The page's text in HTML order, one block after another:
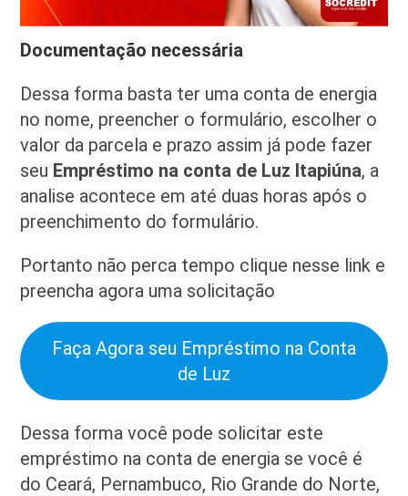
Documentação necessária
Dessa forma basta ter uma conta de energia
no nome, preencher o formulário, escolher o
valor da parcela e prazo assim já pode fazer
seu Empréstimo na conta de Luz Itapiúna, a
analise acontece em até duas horas após o
preenchimento do formulário.
Portanto não perca tempo clique nesse link e
preencha agora uma solicitação
Faça Agora seu Empréstimo na Conta
de Luz
Dessa forma você pode solicitar este
empréstimo na conta de energia se você é
do Ceará, Pernambuco, Rio Grande do Norte,